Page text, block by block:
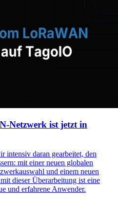
Netzwerk ist jetzt in
intensiv daran gearbeitet, den
mit einer neuen globalen
und einem neuen
dieser Überarbeitung ist eine
und erfahrene Anwender.